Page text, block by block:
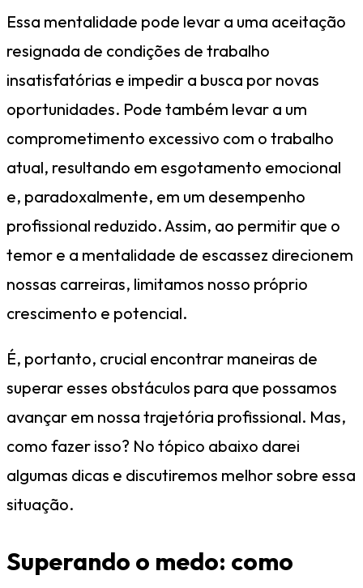
Essa mentalidade pode levar a uma aceitação
resignada de condições de trabalho
insatisfatórias e impedir a busca por novas
oportunidades. Pode também levar a um
comprometimento excessivo com o trabalho
atual, resultando em esgotamento emocional
e, paradoxalmente, em um desempenho
profissional reduzido. Assim, ao permitir que o
temor e a mentalidade de escassez direcionem
nossas carreiras, limitamos nosso próprio
crescimento e potencial.
É, portanto, crucial encontrar maneiras de
superar esses obstáculos para que possamos
avançar em nossa trajetória profissional. Mas,
como fazer isso? No tópico abaixo darei
algumas dicas e discutiremos melhor sobre essa
situação.
Superando o medo: como